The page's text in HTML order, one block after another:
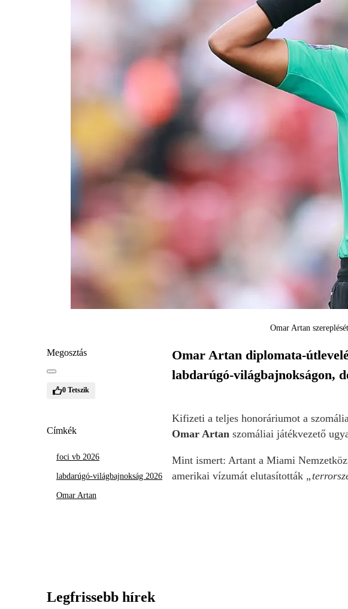
Omar Artan
Megosztás
0 Tetszik
Címkék
foci vb 2026
labdarúgó-világbajnokság 2026
Omar Artan
Omar Artan diplomata-
labdarúgó-világbajnokságon,
Kifizeti a teljes honoráriumot a
Omar Artan szomáliai játékvezető
Mint ismert: Artant a Miami
amerikai vízumát elutasították
Legfrissebb hírek